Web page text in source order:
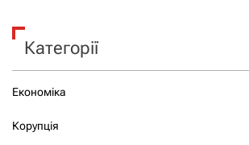
Категорії
Економіка
Корупція